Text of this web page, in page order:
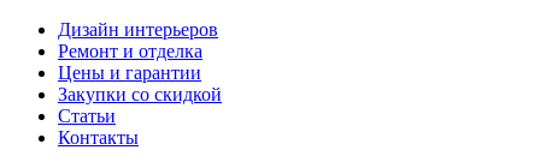
Дизайн интерьеров
Ремонт и отделка
Цены и гарантии
Закупки со скидкой
Статьи
Контакты